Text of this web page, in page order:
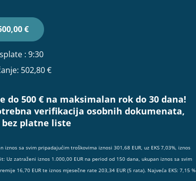
€
: 9:30
502,80 €
500 € na maksimalan rok do 30 dana!
verifikacija osobnih dokumenata,
platne liste
iznos sa svim pripadajućim troškovima iznosi 301,68 EUR, uz EKS 7,03%, iznos
Uz zatraženi iznos 1.000,00 EUR na period od 150 dana, ukupan iznos sa svim
16,70 EUR te iznos mjesečne rate 203,34 EUR (5 rata). Najveća EKS: 7,15 %